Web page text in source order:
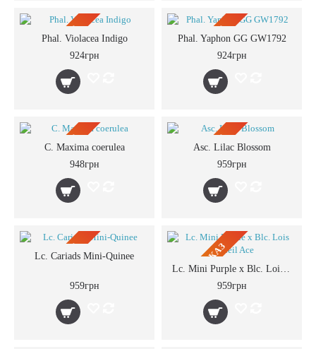
ПРЕДЗАКАЗ
Phal. Violacea Indigo
924грн
ПРЕДЗАКАЗ
Phal. Yaphon GG GW1792
924грн
ПРЕДЗАКАЗ
C. Maxima coerulea
948грн
ПРЕДЗАКАЗ
Asc. Lilac Blossom
959грн
ПРЕДЗАКАЗ
Lc. Cariads Mini-Quinee
959грн ПРЕДЗАКАЗ
Lc. Mini Purple x Blc. Lois Mcneil Ace
959грн